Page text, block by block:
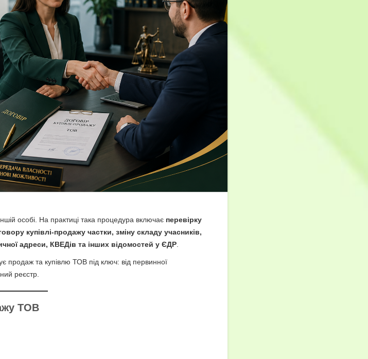
особі. На практиці така процедура включає перевірку
купівлі-продажу частки, зміну складу учасників,
адреси, КВЕДів та інших відомостей у ЄДР
продаж та купівлю ТОВ під ключ: від первинної
реєстр.
ТОВ